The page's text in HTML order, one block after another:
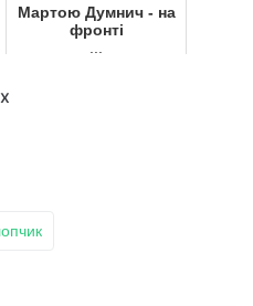
Мартою Думнич - на
фронті
...